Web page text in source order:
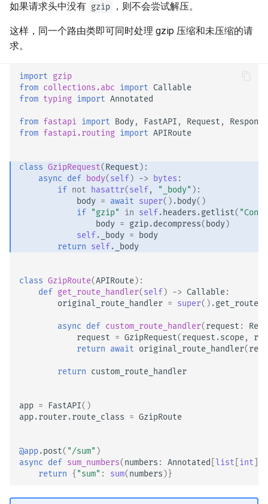
请求体 - 更新数据
依赖项
中间件
CORS（跨域资源共享）
更大的应用 - 多个文件
流式传输 JSON Lines
服务器发送事件（SSE）
元数据和文档 URL
调试
OpenAPI 网络钩子
包含 WSGI - Flask，Django，
其它
生成 SDK
在 JSON 中使用 Base64 表示
严格的 Content-Type 检查
如果请求头中没有 gzip ，则不会尝试解压。
这样，同一个路由类即可同时处理 gzip 压缩和未压缩的请
求。
import gzip
from collections.abc import Callable
from typing import Annotated
from fastapi import Body, FastAPI , Request ,
Response
from fastapi.routing import APIRoute
class GzipRequest(Request ):
async def body(self) -> bytes :
if not hasattr(self, "_body" ):
body = await super() . body()
if "gzip" in self. headers .getlist(
body = gzip.decompress( body)
self. _body =
body
return self. _body
class GzipRoute(APIRoute):
def get_route_handler(self) -> Callable:
original_route_handler = super() .
async def custom_route_handler(request :
request = GzipRequest(request .scope,
return await original_route_handler(
return custom_route_handler
app = FastAPI()
app.router.route_class = GzipRoute
@app.post( "/sum" )
async def sum_numbers(numbers : Annotated list int
return { "sum" : sum(numbers )}